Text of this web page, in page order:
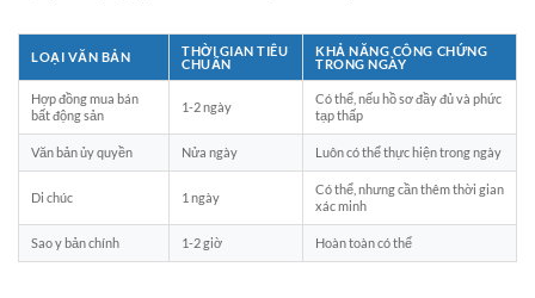
LOẠI VĂN BẢN
THỜI GIAN TIÊU
CHUẨN
KHẢ NĂNG CÔNG CHỨNG
TRONG NGÀY
Hợp đồng mua bán
bất động sản
1-2 ngày
Có thể, nếu hồ sơ đầy đủ và phức
tạp thấp
Văn bản ủy quyền Nửa ngày Luôn có thể thực hiện trong ngày
Di chúc 1 ngày
Có thể, nhưng cần thêm thời gian
xác minh
Sao y bản chính 1-2 giờ Hoàn toàn có thể